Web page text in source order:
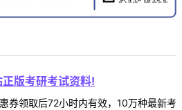
版考研考试资料!
券领取后72小时内有效，10万种最新考